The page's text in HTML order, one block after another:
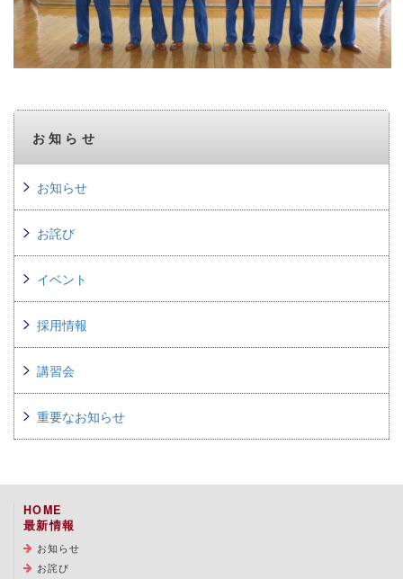
お知らせ
お知らせ
お詫び
イベント
採用情報
講習会
重要なお知らせ
HOME
最新情報
お知らせ
お詫び